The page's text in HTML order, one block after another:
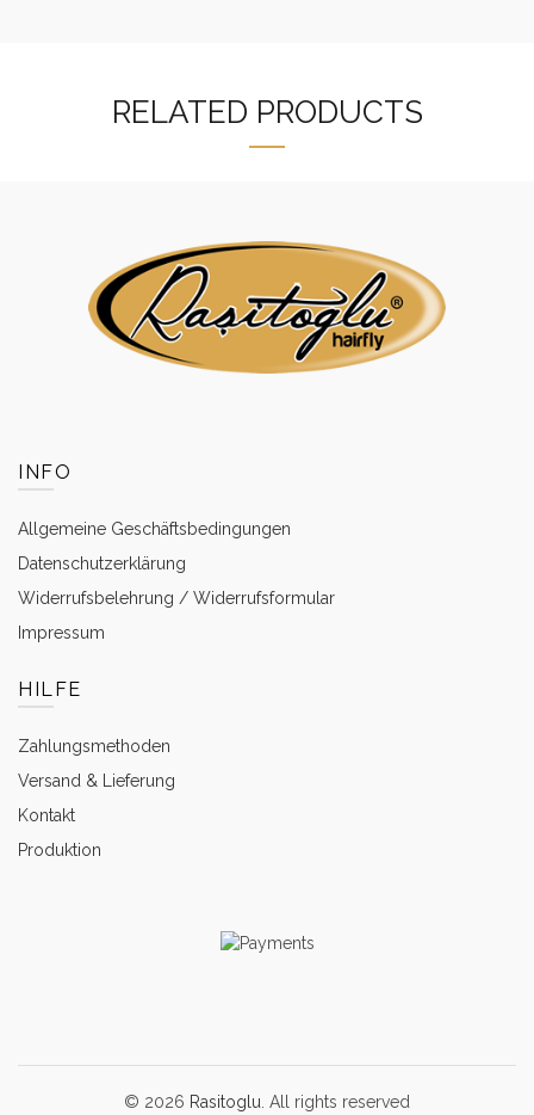
RELATED PRODUCTS
INFO
Allgemeine Geschäftsbedingungen
Datenschutzerklärung
Widerrufsbelehrung / Widerrufsformular
Impressum
HILFE
Zahlungsmethoden
Versand & Lieferung
Kontakt
Produktion
© 2026 Rasitoglu. All rights reserved